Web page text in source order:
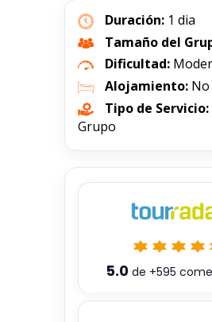
Duración: 1 dia
Tamaño del
Dificultad:
Alojamiento:
Tipo de Servicio:
Grupo
5.0 de +595